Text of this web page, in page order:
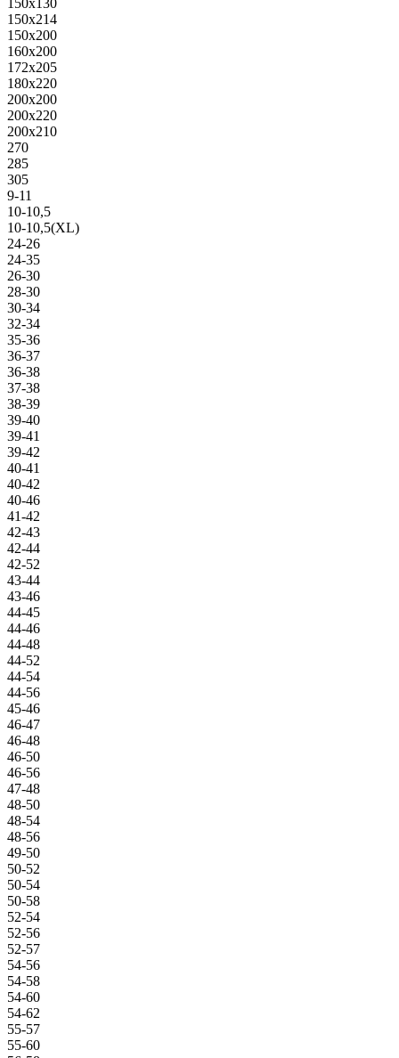
150х214
150х200
160х200
172х205
180х220
200х200
200х220
200х210
270
285
305
9-11
10-10,5
10-10,5(XL)
24-26
24-35
26-30
28-30
30-34
32-34
35-36
36-37
36-38
37-38
38-39
39-40
39-41
39-42
40-41
40-42
40-46
41-42
42-43
42-44
42-52
43-44
43-46
44-45
44-46
44-48
44-52
44-54
44-56
45-46
46-47
46-48
46-50
46-56
47-48
48-50
48-54
48-56
49-50
50-52
50-54
50-58
52-54
52-56
52-57
54-56
54-58
54-60
54-62
55-57
55-60